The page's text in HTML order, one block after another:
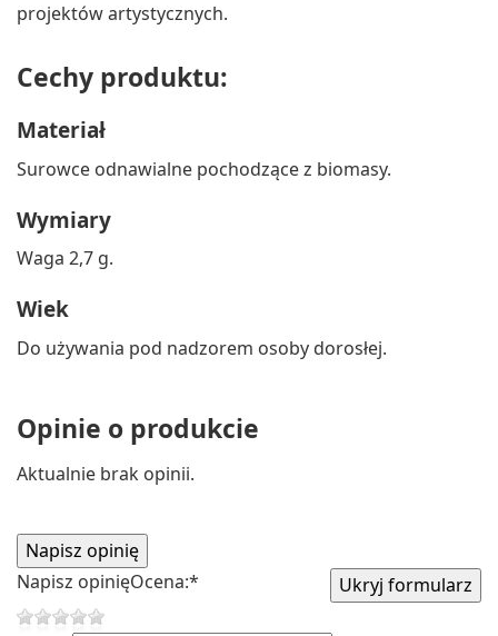
projektów artystycznych.
Cechy produktu:
Materiał
Surowce odnawialne pochodzące z biomasy.
Wymiary
Waga 2,7 g.
Wiek
Do używania pod nadzorem osoby dorosłej.
Opinie o produkcie
Aktualnie brak opinii.
Napisz opinięOcena:*